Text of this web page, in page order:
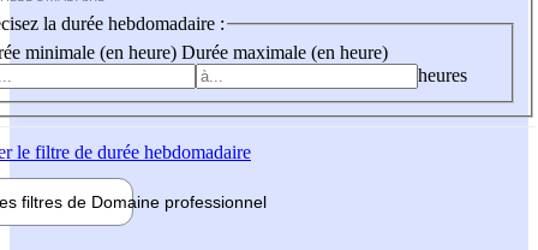
la durée hebdomadaire :
minimale (en heure) Durée maximale (en heure)
heures
le filtre de durée hebdomadaire
filtres de Domaine professionnel